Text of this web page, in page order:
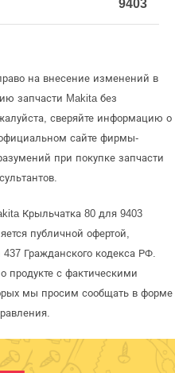
9403
на внесение изменений в
запчасти Makita без
сверяйте информацию о
сайте фирмы-
при покупке запчасти
Крыльчатка 80 для 9403
публичной офертой,
Гражданского кодекса РФ.
продукте с фактическими
мы просим сообщать в форме